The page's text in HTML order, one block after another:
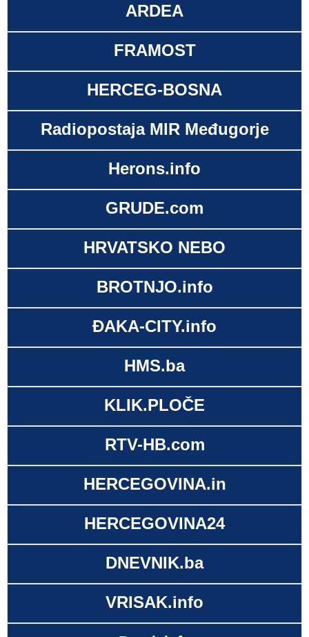
ARDEA
FRAMOST
HERCEG-BOSNA
Radiopostaja MIR Međugorje
Herons.info
GRUDE.com
HRVATSKO NEBO
BROTNJO.info
ĐAKA-CITY.info
HMS.ba
KLIK.PLOČE
RTV-HB.com
HERCEGOVINA.in
HERCEGOVINA24
DNEVNIK.ba
VRISAK.info